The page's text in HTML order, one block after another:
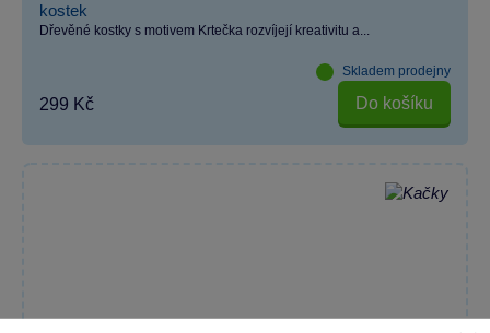
kostek
Dřevěné kostky s motivem Krtečka rozvíjejí kreativitu a...
Skladem prodejny
299 Kč Do košíku